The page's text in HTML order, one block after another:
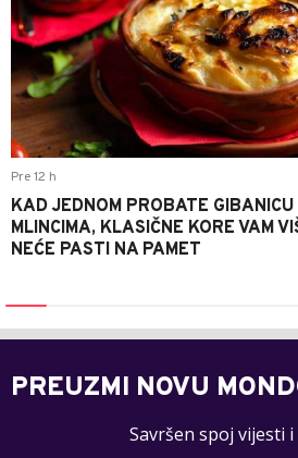
Pre 12 h
KAD JEDNOM PROBATE GIBANICU
MLINCIMA, KLASIČNE KORE VAM
NEĆE PASTI NA PAMET
PREUZMI NOVU
Savršen spoj vijesti i